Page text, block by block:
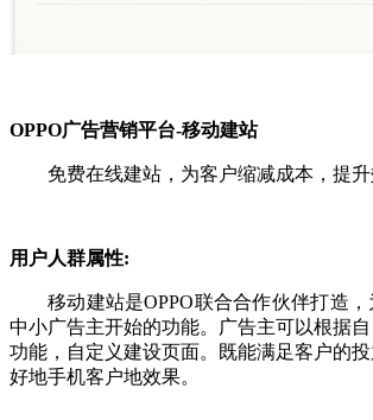
OPPO广告营销平台-移动建站
免费在线建站，为客户缩减成本，提升
用户人群属性:
移动建站是OPPO联合合作伙伴打造
中小广告主开始的功能。广告主可以根据自
功能，自定义建设页面。既能满足客户的
好地手机客户地效果。